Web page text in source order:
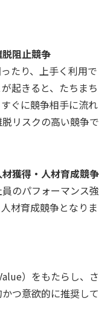
阻止競争
たり、上手く利用で
起きると、たちまち
ぐに競争相手に流れ
リスクの高い競争で
獲得・人材育成競争
のパフォーマンス強
材育成競争となりま
）をもたらし、さ
つ意欲的に推奨して